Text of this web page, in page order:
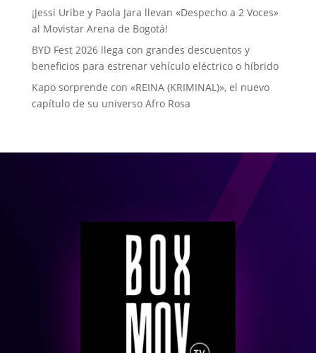
¡Jessi Uribe y Paola Jara llevan «Despecho a 2 Voces»
al Movistar Arena de Bogotá!
BYD Fest 2026 llega con grandes descuentos y
beneficios para estrenar vehículo eléctrico o híbrido
Kapo sorprende con «REINA (KRIMINAL)», el nuevo
capítulo de su universo Afro Rosa